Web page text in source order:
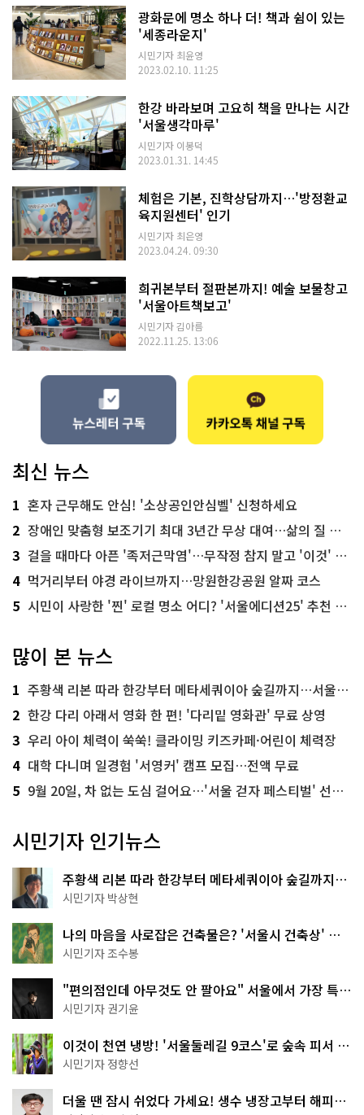
광화문에 명소 하나 더! 책과 쉼이 있는
'세종라운지'
시민기자 최윤영
2023.02.10. 11:25
한강 바라보며 고요히 책을 만나는 시간
'서울생각마루'
시민기자 이봉덕
2023.01.31. 14:45
체험은 기본, 진학상담까지…'방정환교
육지원센터' 인기
시민기자 최은영
2023.04.24. 09:30
희귀본부터 절판본까지! 예술 보물창고
'서울아트책보고'
시민기자 김아름
2022.11.25. 13:06
최신 뉴스
1 혼자 근무해도 안심! '소상공인안심벨' 신청하세요
2 장애인 맞춤형 보조기기 최대 3년간 무상 대여…삶의 질 높인다
3 걸을 때마다 아픈 '족저근막염'…무작정 참지 말고 '이것' 해보세요!
4 먹거리부터 야경 라이브까지…망원한강공원 알짜 코스
5 시민이 사랑한 '찐' 로컬 명소 어디? '서울에디션25' 추천 코스
많이 본 뉴스
1 주황색 리본 따라 한강부터 메타세쿼이아 숲길까지…서울둘레길 15코스
2 한강 다리 아래서 영화 한 편! '다리밑 영화관' 무료 상영
3 우리 아이 체력이 쑥쑥! 클라이밍 키즈카페·어린이 체력장
4 대학 다니며 일경험 '서영커' 캠프 모집…전액 무료
5 9월 20일, 차 없는 도심 걸어요…'서울 걷자 페스티벌' 선착순 5천명
시민기자 인기뉴스
주황색 리본 따라 한강부터 메타세쿼이아 숲길까지…
서울둘레길 15코스
시민기자 박상현
나의 마음을 사로잡은 건축물은? '서울시 건축상' 수
상작 공개!
시민기자 조수봉
"편의점인데 아무것도 안 팔아요" 서울에서 가장 특별
한 편의점의 정체
시민기자 권기윤
이것이 천연 냉방! '서울둘레길 9코스'로 숲속 피서 떠
나볼까
시민기자 정향선
더울 땐 잠시 쉬었다 가세요! 생수 냉장고부터 해피소